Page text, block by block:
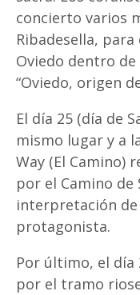
concierto varios
Ribadesella,
Oviedo dentro
“Oviedo, origen
El día 25 (día de
mismo lugar y a
Way (El Camino)
por el Camino de
interpretación
protagonista.
Por último, el día
por el tramo